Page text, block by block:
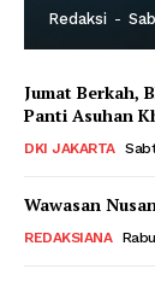
Redaksi -
Jumat Berkah,
Panti Asuhan
DKI JAKARTA
Wawasan
REDAKSIANA